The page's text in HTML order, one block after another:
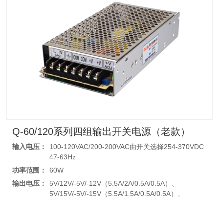
Q-60/120系列四组输出开关电源（老款）
输入电压：
100-120VAC/200-200VAC由开关选择254-370VDC
47-63Hz
功率范围：
60W
输出电压：
5V/12V/-5V/-12V（5.5A/2A/0.5A/0.5A）、
5V/15V/-5V/-15V（5.5A/1.5A/0.5A/0.5A）、